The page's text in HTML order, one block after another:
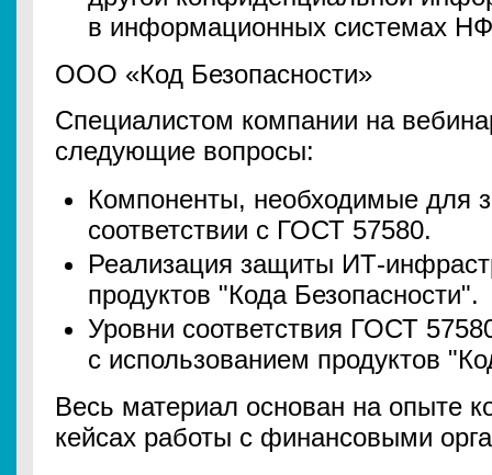
в информационных системах
ООО «Код Безопасности»
Специалистом компании на
следующие вопросы:
Компоненты, необходимые для
соответствии с ГОСТ 57580.
Реализация защиты ИТ-
продуктов "Кода Безопасности".
Уровни соответствия ГОСТ
с использованием продуктов
Весь материал основан на опыте
кейсах работы с финансовыми